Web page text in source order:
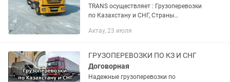
TRANS осуществляет : Грузоперевозки
по Казахстану и СНГ, Страны
Доставка груза отдельной машиной от
Актау, 23 июля
ГРУЗОПЕРЕВОЗКИ ПО КЗ И СНГ
Договорная
Надежные грузоперевозки по